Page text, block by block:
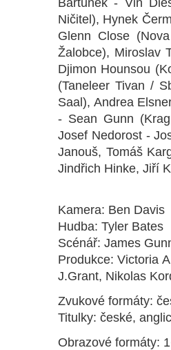
Bartůněk - Vin
Ničitel), Hynek
Glenn Close
Žalobce), Miroslav
Djimon Hounsou
(Taneleer Tivan /
Saal), Andrea
- Sean Gunn
Josef Nedorost -
Janouš, Tomáš
Jindřich Hinke, Jiří
Kamera: Ben Davis
Hudba: Tyler Bates
Scénář: James
Produkce: Victoria
J.Grant, Nikolas
Zvukové formáty:
Titulky: české,
Obrazové formáty: